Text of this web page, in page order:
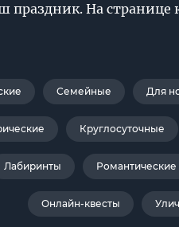
На странице
Семейные Для
Круглосуточные
Лабиринты Романтические
Онлайн-квесты